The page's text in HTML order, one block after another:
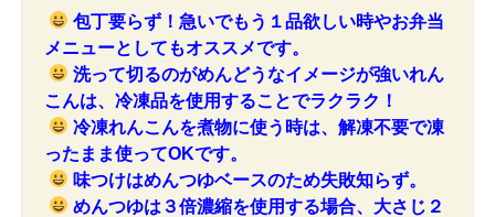
包丁要らず！急いでもう１品欲しい時やお弁当
メニューとしてもオススメです。
洗って切るのがめんどうなイメージが強いれん
こんは、冷凍品を使用することでラクラク！
冷凍れんこんを煮物に使う時は、解凍不要で凍
ったまま使ってOKです。
味つけはめんつゆベースのため失敗知らず。
めんつゆは３倍濃縮を使用する場合、大さじ２